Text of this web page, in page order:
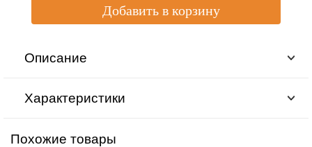
Описание
Характеристики
Похожие товары